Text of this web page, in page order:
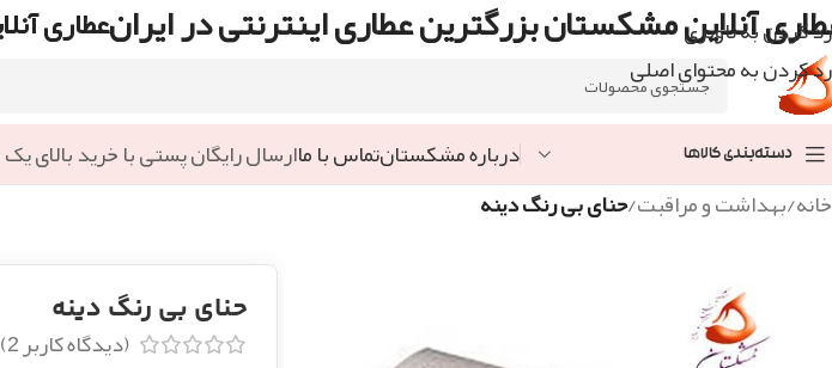
رد کردن به ناوبری
رد کردن به محتوای اصلی
آنلاین مشکستان بزرگترین عطاری اینترنتی در ایرانعطاری
دسته‌بندی کالاها درباره مشکستانتماس با ماارسال رایگان پستی با خرید بالای
خانه/بهداشت و مراقبت/حنای بی رنگ دینه
حنای بی رنگ دینه
(دیدگاه کاربر2
)